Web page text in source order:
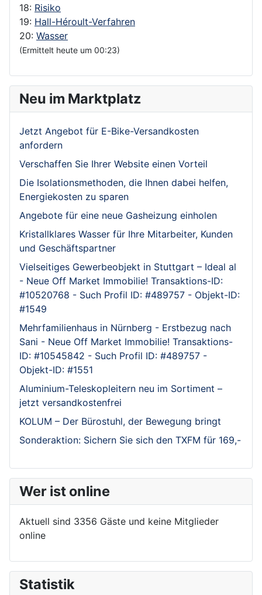
18: Risiko
19: Hall-Héroult-Verfahren
20: Wasser
(Ermittelt heute um 00:23)
Neu im Marktplatz
Jetzt Angebot für E-Bike-Versandkosten
anfordern
Verschaffen Sie Ihrer Website einen Vorteil
Die Isolationsmethoden, die Ihnen dabei helfen,
Energiekosten zu sparen
Angebote für eine neue Gasheizung einholen
Kristallklares Wasser für Ihre Mitarbeiter, Kunden
und Geschäftspartner
Vielseitiges Gewerbeobjekt in Stuttgart – Ideal al
- Neue Off Market Immobilie! Transaktions-ID:
#10520768 - Such Profil ID: #489757 - Objekt-ID:
#1549
Mehrfamilienhaus in Nürnberg - Erstbezug nach
Sani - Neue Off Market Immobilie! Transaktions-
ID: #10545842 - Such Profil ID: #489757 -
Objekt-ID: #1551
Aluminium-Teleskopleitern neu im Sortiment –
jetzt versandkostenfrei
KOLUM – Der Bürostuhl, der Bewegung bringt
Sonderaktion: Sichern Sie sich den TXFM für 169,-
Wer ist online
Aktuell sind 3356 Gäste und keine Mitglieder
online
Statistik